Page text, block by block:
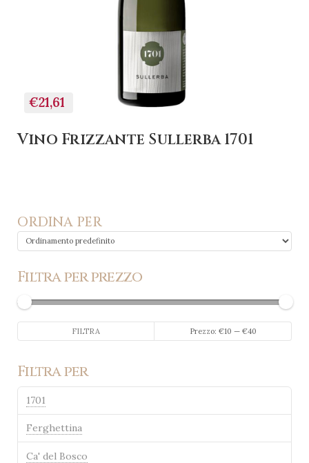
€21,61
Vino Frizzante Sullerba 1701
ORDINA PER
Filtra per prezzo
Min
Max
FILTRA Prezzo: €10 — €40
Filtra per
1701
Ferghettina
Ca' del Bosco